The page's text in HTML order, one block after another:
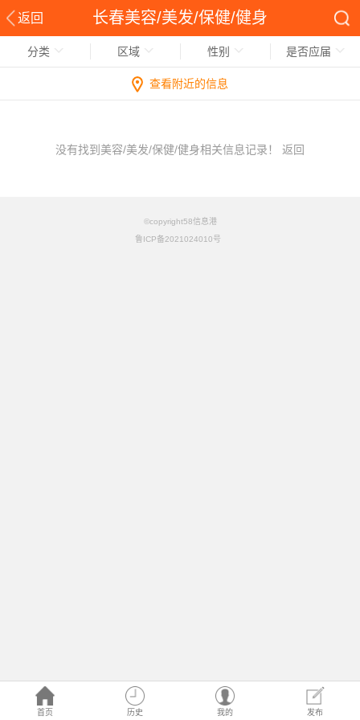
返回 长春美容/美发/保健/健身
首页 历史 我的 发布
分类 区域 性别 是否应届
查看附近的信息
没有找到美容/美发/保健/健身相关信息记录！ 返回
©copyright58信息港
鲁ICP备2021024010号